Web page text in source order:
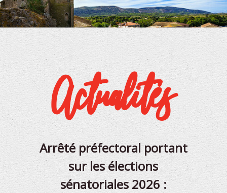
Actualités
Arrêté préfectoral portant
sur les élections
sénatoriales 2026 :